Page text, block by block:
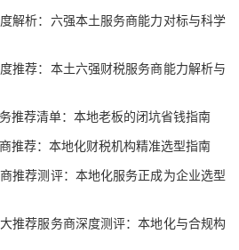
解析：六强本土服务商能力对标与科学
推荐：本土六强财税服务商能力解析与
推荐清单：本地老板的闭坑省钱指南
推荐：本地化财税机构精准选型指南
推荐测评：本地化服务正成为企业选型
推荐服务商深度测评：本地化与合规构